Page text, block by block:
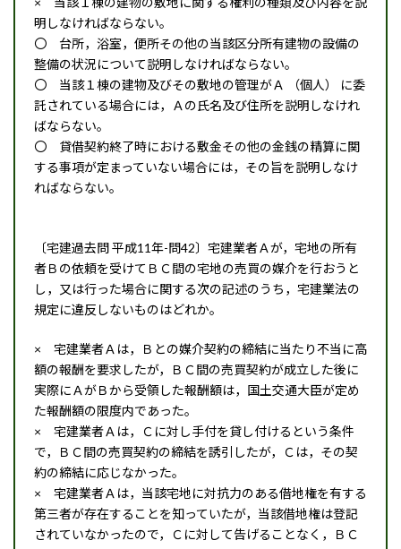
明しなければならない。
〇 台所，浴室，便所その他の当該区分所有建物の設備の
整備の状況について説明しなければならない。
〇 当該１棟の建物及びその敷地の管理がＡ （個人） に委
託されている場合には，Ａの氏名及び住所を説明しなけれ
ばならない。
〇 貸借契約終了時における敷金その他の金銭の精算に関
する事項が定まっていない場合には，その旨を説明しなけ
ればならない。
〔宅建過去問 平成11年-問42〕宅建業者Ａが，宅地の所有
者Ｂの依頼を受けてＢＣ間の宅地の売買の媒介を行おうと
し，又は行った場合に関する次の記述のうち，宅建業法の
規定に違反しないものはどれか。
× 宅建業者Ａは，Ｂとの媒介契約の締結に当たり不当に高
額の報酬を要求したが，ＢＣ間の売買契約が成立した後に
実際にＡがＢから受領した報酬額は，国土交通大臣が定め
た報酬額の限度内であった。
× 宅建業者Ａは，Ｃに対し手付を貸し付けるという条件
で，ＢＣ間の売買契約の締結を誘引したが，Ｃは，その契
約の締結に応じなかった。
× 宅建業者Ａは，当該宅地に対抗力のある借地権を有する
第三者が存在することを知っていたが，当該借地権は登記
されていなかったので，Ｃに対して告げることなく，ＢＣ